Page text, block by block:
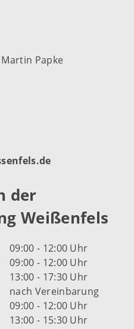
Papke
der
Weißenfels
09:00 - 12:00 Uhr
09:00 - 12:00 Uhr
13:00 - 17:30 Uhr
nach Vereinbarung
09:00 - 12:00 Uhr
13:00 - 15:30 Uhr